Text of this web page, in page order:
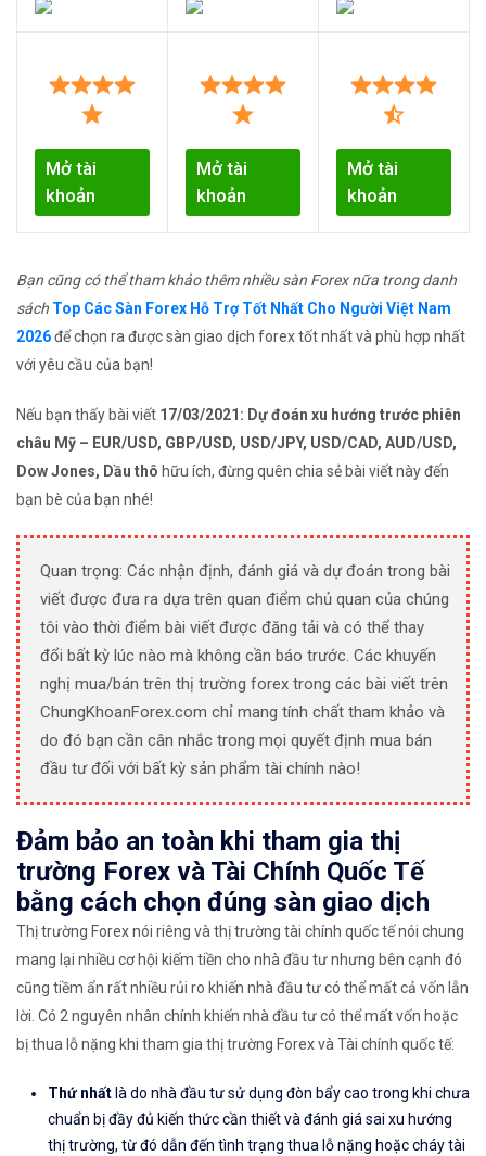
Mở tài
khoản
Mở tài
khoản
Mở tài
khoản
Bạn cũng có thể tham khảo thêm nhiều sàn Forex nữa trong danh
sách Top Các Sàn Forex Hỗ Trợ Tốt Nhất Cho Người Việt Nam
2026để chọn ra được sàn giao dịch forex tốt nhất và phù hợp nhất
với yêu cầu của bạn!
Nếu bạn thấy bài viết 17/03/2021: Dự đoán xu hướng trước phiên
châu Mỹ – EUR/USD, GBP/USD, USD/JPY, USD/CAD, AUD/USD,
Dow Jones, Dầu thô hữu ích, đừng quên chia sẻ bài viết này đến
bạn bè của bạn nhé!
Quan trọng: Các nhận định, đánh giá và dự đoán trong bài
viết được đưa ra dựa trên quan điểm chủ quan của chúng
tôi vào thời điểm bài viết được đăng tải và có thể thay
đổi bất kỳ lúc nào mà không cần báo trước. Các khuyến
nghị mua/bán trên thị trường forex trong các bài viết trên
ChungKhoanForex.com chỉ mang tính chất tham khảo và
do đó bạn cần cân nhắc trong mọi quyết định mua bán
đầu tư đối với bất kỳ sản phẩm tài chính nào!
Đảm bảo an toàn khi tham gia thị
trường Forex và Tài Chính Quốc Tế
bằng cách chọn đúng sàn giao dịch
Thị trường Forex nói riêng và thị trường tài chính quốc tế nói chung
mang lại nhiều cơ hội kiếm tiền cho nhà đầu tư nhưng bên cạnh đó
cũng tiềm ẩn rất nhiều rủi ro khiến nhà đầu tư có thể mất cả vốn lẫn
lời. Có 2 nguyên nhân chính khiến nhà đầu tư có thể mất vốn hoặc
bị thua lỗ nặng khi tham gia thị trường Forex và Tài chính quốc tế:
Thứ nhất là do nhà đầu tư sử dụng đòn bẩy cao trong khi chưa
chuẩn bị đầy đủ kiến thức cần thiết và đánh giá sai xu hướng
thị trường, từ đó dẫn đến tình trạng thua lỗ nặng hoặc cháy tài